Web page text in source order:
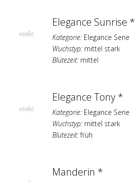
Elegance Sunrise *
Kategorie: Elegance Serie
Wuchstyp: mittel stark
Blütezeit: mittel
Elegance Tony *
Kategorie: Elegance Serie
Wuchstyp: mittel stark
Blütezeit:früh
Manderin *